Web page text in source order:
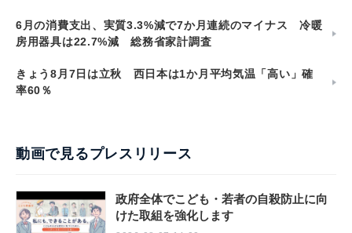
6月の消費支出、実質3.3%減で7か月連続のマイナス 冷暖
房用器具は22.7%減 総務省家計調査
きょう8月7日は立秋 西日本は1か月平均気温「高い」確
率60％
動画で見るプレスリリース
政府全体でこども・若者の自殺防止に向
けた取組を強化します